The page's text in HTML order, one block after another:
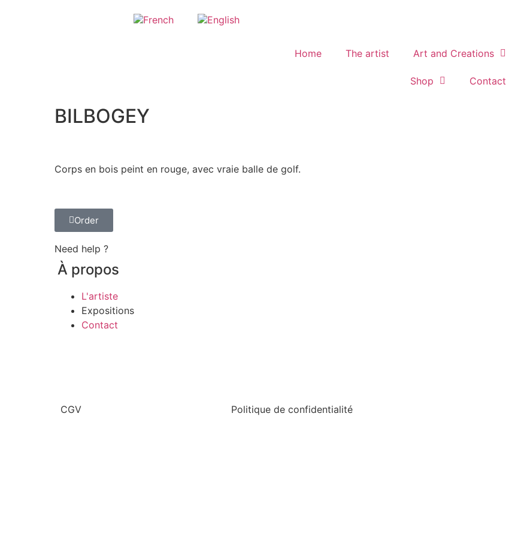
Home The artist Art and Creations
Shop Contact
BILBOGEY
Corps en bois peint en rouge, avec vraie balle de golf.
Order
Need help ?
À propos
L'artiste
Expositions
Contact
CGV Politique de confidentialité